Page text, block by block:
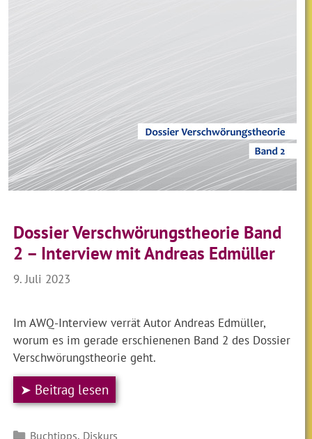
Dossier Verschwörungstheorie Band
2 – Interview mit Andreas Edmüller
9. Juli 2023
Im AWQ-Interview verrät Autor Andreas Edmüller,
worum es im gerade erschienenen Band 2 des Dossier
Verschwörungstheorie geht.
➤ Beitrag lesen
Kategorien
Buchtipps, Diskurs